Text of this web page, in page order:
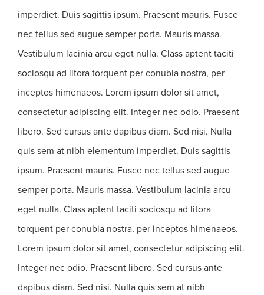
imperdiet. Duis sagittis ipsum. Praesent mauris. Fusce
nec tellus sed augue semper porta. Mauris massa.
Vestibulum lacinia arcu eget nulla. Class aptent taciti
sociosqu ad litora torquent per conubia nostra, per
inceptos himenaeos. Lorem ipsum dolor sit amet,
consectetur adipiscing elit. Integer nec odio. Praesent
libero. Sed cursus ante dapibus diam. Sed nisi. Nulla
quis sem at nibh elementum imperdiet. Duis sagittis
ipsum. Praesent mauris. Fusce nec tellus sed augue
semper porta. Mauris massa. Vestibulum lacinia arcu
eget nulla. Class aptent taciti sociosqu ad litora
torquent per conubia nostra, per inceptos himenaeos.
Lorem ipsum dolor sit amet, consectetur adipiscing elit.
Integer nec odio. Praesent libero. Sed cursus ante
dapibus diam. Sed nisi. Nulla quis sem at nibh